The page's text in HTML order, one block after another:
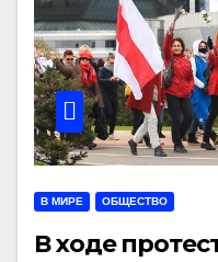
В МИРЕ ОБЩЕСТВО
В ходе